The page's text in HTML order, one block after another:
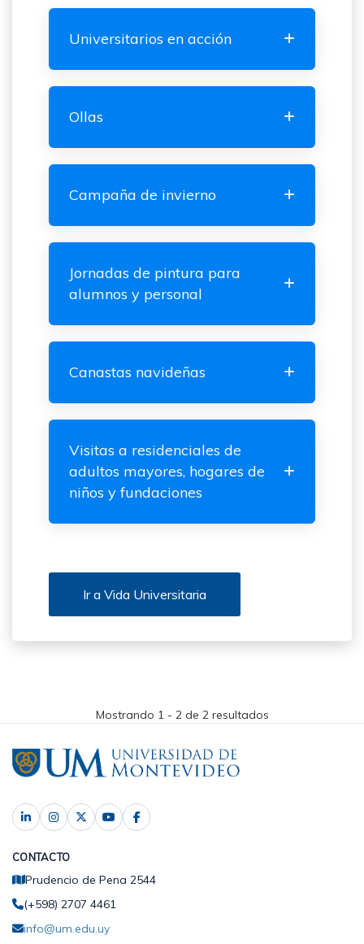
Universitarios en acción
Ollas
Campaña de invierno
Jornadas de pintura para
alumnos y personal
Canastas navideñas
Visitas a residenciales de
adultos mayores, hogares de
niños y fundaciones
Ir a Vida Universitaria
Mostrando 1 - 2 de 2 resultados
CONTACTO
Prudencio de Pena 2544
(+598) 2707 4461
info@um.edu.uy